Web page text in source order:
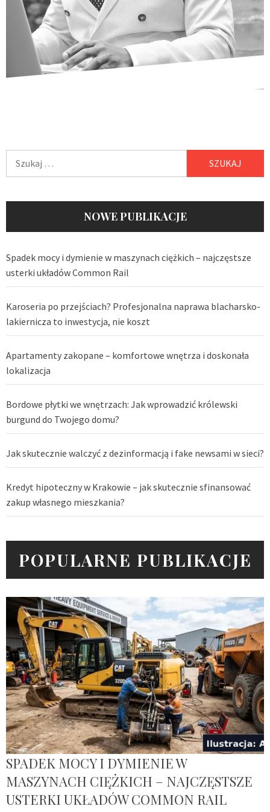
NOWE PUBLIKACJE
Spadek mocy i dymienie w maszynach ciężkich – najczęstsze
usterki układów Common Rail
Karoseria po przejściach? Profesjonalna naprawa blacharsko-
lakiernicza to inwestycja, nie koszt
Apartamenty zakopane – komfortowe wnętrza i doskonała
lokalizacja
Bordowe płytki we wnętrzach: Jak wprowadzić królewski
burgund do Twojego domu?
Jak skutecznie walczyć z dezinformacją i fake newsami w sieci?
Kredyt hipoteczny w Krakowie – jak skutecznie sfinansować
zakup własnego mieszkania?
POPULARNE PUBLIKACJE
SPADEK MOCY I DYMIENIE W
MASZYNACH CIĘŻKICH – NAJCZĘSTSZE
USTERKI UKŁADÓW COMMON RAIL